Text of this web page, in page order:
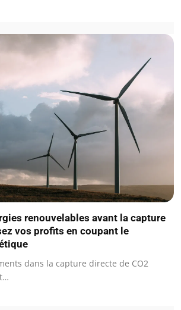
renouvelables avant la capture
vos profits en coupant le
dans la capture directe de CO2